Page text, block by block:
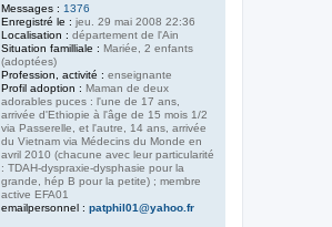
Messages : 1376
Enregistré le : jeu. 29 mai 2008 22:36
Localisation : département de l'Ain
Situation familliale : Mariée, 2 enfants
(adoptées)
Profession, activité : enseignante
Profil adoption : Maman de deux
adorables puces : l'une de 17 ans,
arrivée d'Ethiopie à l'âge de 15 mois 1/2
via Passerelle, et l'autre, 14 ans, arrivée
du Vietnam via Médecins du Monde en
avril 2010 (chacune avec leur particularité
: TDAH-dyspraxie-dysphasie pour la
grande, hép B pour la petite) ; membre
active EFA01
emailpersonnel : patphil01@yahoo.fr